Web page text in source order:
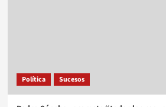
Política Sucesos